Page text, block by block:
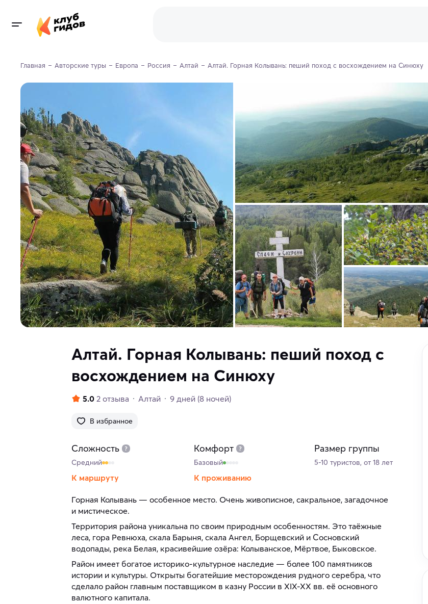
Главная Авторские туры Европа Россия Алтай Алтай. Горная Колывань: пеший поход с восхождением на Синюху
Алтай. Горная Колывань: пеший поход с
восхождением на Синюху
В избранное
5.0 2 отзыва Алтай 9 дней (8 ночей)
Сложность
Средний
К маршруту
Комфорт
Базовый
К проживанию
Размер группы
5-10 туристов, от 18 лет
Горная Колывань — особенное место. Очень живописное, сакральное, загадочное
и мистическое.
Территория района уникальна по своим природным особенностям. Это таёжные
леса, гора Ревнюха, скала Барыня, скала Ангел, Борщевский и Сосновский
водопады, река Белая, красивейшие озёра: Колыванское, Мёртвое, Быковское.
Район имеет богатое историко-культурное наследие — более 100 памятников
истории и культуры. Открыты богатейшие месторождения рудного серебра, что
сделало район главным поставщиком в казну России в XIX-XX вв. её основного
валютного капитала.